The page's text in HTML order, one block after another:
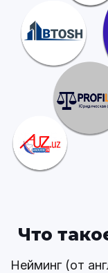
Что
Нейминг (от